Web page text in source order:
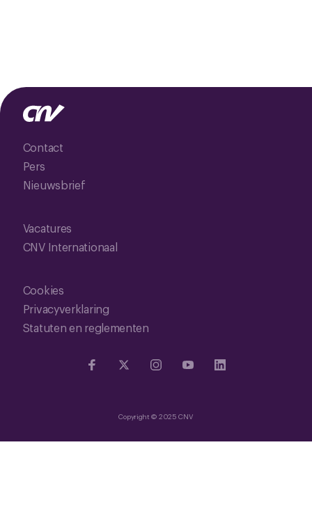
Contact
Pers
Nieuwsbrief
Vacatures
CNV Internationaal
Cookies
Privacyverklaring
Statuten en reglementen
Copyright © 2025 CNV